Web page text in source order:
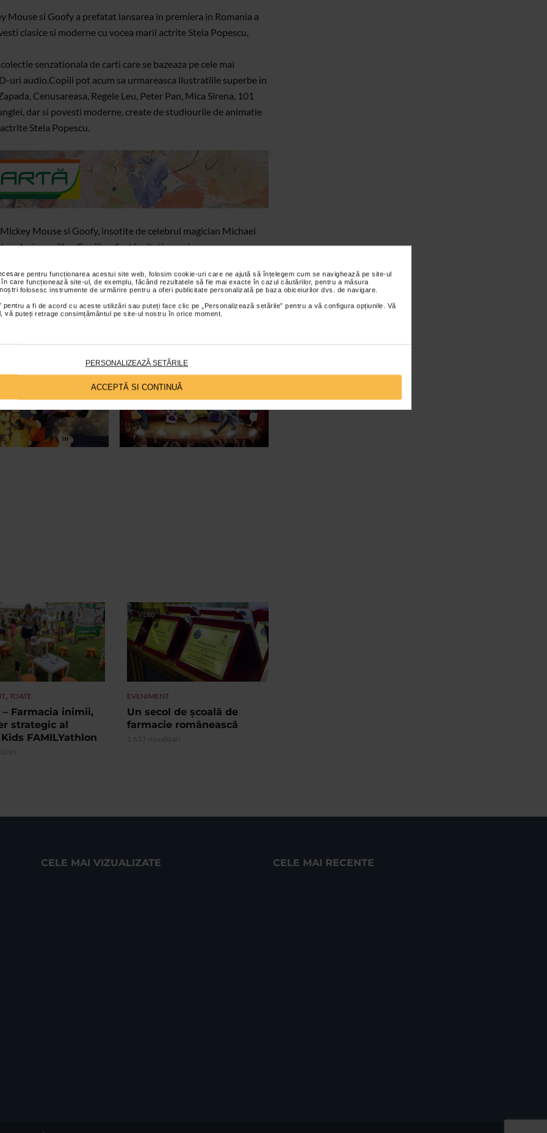
pentru funcționarea acestui site web, folosim cookie-uri care ne ajută să înțelegem cum se navighează pe site-ul
care funcționează site-ul, de exemplu, făcând rezultatele să fie mai exacte în cazul căutărilor, pentru a măsura
folosesc instrumente de urmărire pentru a oferi publicitate personalizată pe baza obiceiurilor dvs. de navigare.
pentru a fi de acord cu aceste utilizări sau puteți face clic pe „Personalizează setările” pentru a vă configura opțiunile. Vă
vă puteți retrage consimțământul pe site-ul nostru în orice moment.
PERSONALIZEAZĂ SETĂRILE
ACCEPTĂ SI CONTINUĂ
si Goofy a prefatat lansarea in premiera in Romania a
clasice si moderne cu vocea marii actrite Stela Popescu,
senzationala de carti care se bazeaza pe cele mai
uri audio.Copiii pot acum sa urmareasca ilustratiile superbe in
Cenusareasa, Regele Leu, Peter Pan, Mica Sirena, 101
dar si povesti moderne, create de studiourile de animatie
Stela Popescu.
Mouse si Goofy, insotite de celebrul magician Michael
copiilor. Copiii au fost invitati sa se joace, sa se
la concursuri si sa afle trucuri nemaipomenite de la cel mai
, TOATE
– Farmacia inimii,
strategic al
FAMILYathlon
VIDEO
EVENIMENT
Un secol de școală de
farmacie românească
1.653 vizualizari
CELE MAI VIZUALIZATE CELE MAI RECENTE